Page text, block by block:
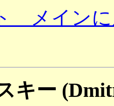
メイン
キー